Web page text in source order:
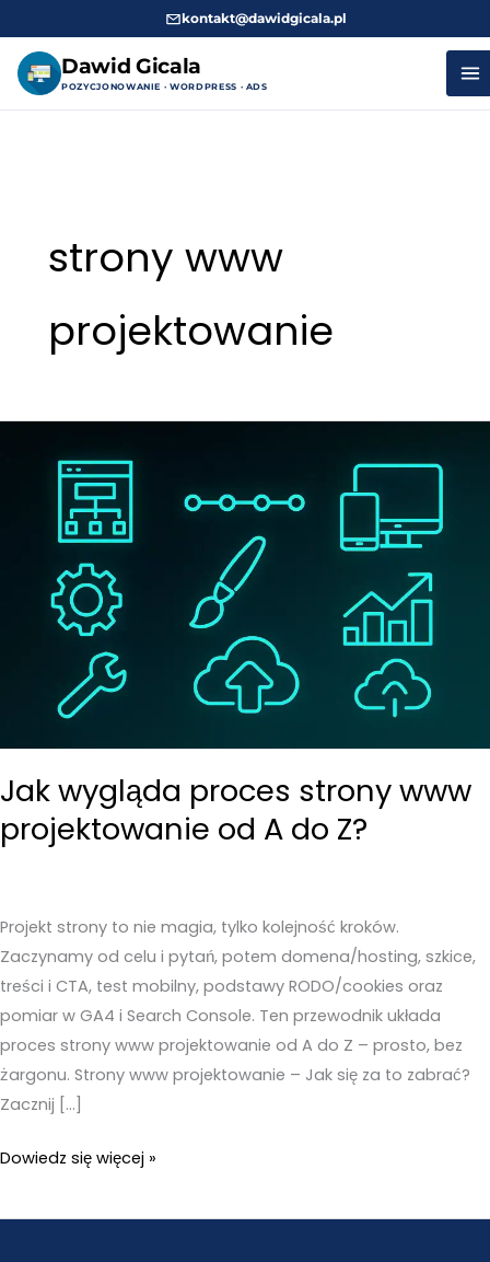
kontakt@dawidgicala.pl
Dawid Gicala
POZYCJONOWANIE · WORDPRESS · ADS
strony www
projektowanie
Jak wygląda proces strony www
projektowanie od A do Z?
Projekt strony to nie magia, tylko kolejność kroków.
Zaczynamy od celu i pytań, potem domena/hosting, szkice,
treści i CTA, test mobilny, podstawy RODO/cookies oraz
pomiar w GA4 i Search Console. Ten przewodnik układa
proces strony www projektowanie od A do Z – prosto, bez
żargonu. Strony www projektowanie – Jak się za to zabrać?
Zacznij […]
Jak
proces
Dowiedz się więcej »